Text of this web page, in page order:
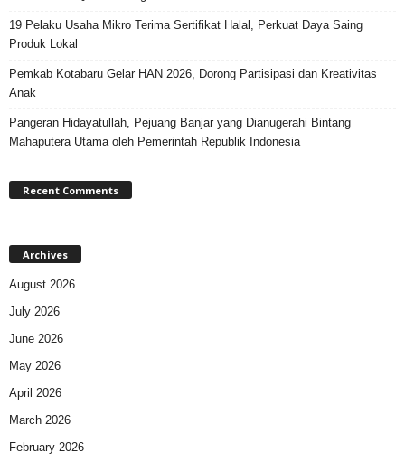
19 Pelaku Usaha Mikro Terima Sertifikat Halal, Perkuat Daya Saing
Produk Lokal
Pemkab Kotabaru Gelar HAN 2026, Dorong Partisipasi dan Kreativitas
Anak
Pangeran Hidayatullah, Pejuang Banjar yang Dianugerahi Bintang
Mahaputera Utama oleh Pemerintah Republik Indonesia
Recent Comments
Archives
August 2026
July 2026
June 2026
May 2026
April 2026
March 2026
February 2026